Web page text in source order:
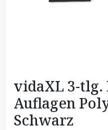
vidaXL 3-
Auflagen
Schwarz